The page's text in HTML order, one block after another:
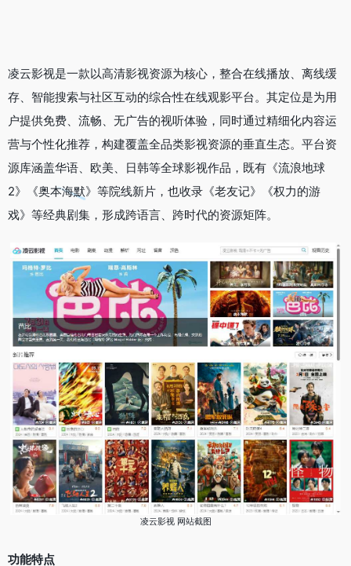
凌云影视是一款以高清影视资源为核心，整合在线播放、离线缓
存、智能搜索与社区互动的综合性在线观影平台。其定位是为用
户提供免费、流畅、无广告的视听体验，同时通过精细化内容运
营与个性化推荐，构建覆盖全品类影视资源的垂直生态。平台资
源库涵盖华语、欧美、日韩等全球影视作品，既有《流浪地球
2》《奥本海默》等院线新片，也收录《老友记》《权力的游
戏》等经典剧集，形成跨语言、跨时代的资源矩阵。
凌云影视 网站截图
功能特点